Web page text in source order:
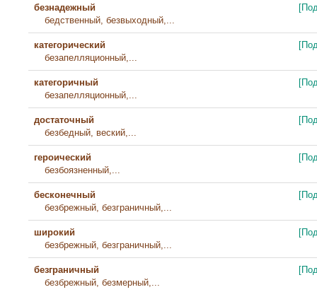
безнадежный
бедственный, безвыходный,...
категорический
безапелляционный,...
категоричный
безапелляционный,...
достаточный
безбедный, веский,...
героический
безбоязненный,...
бесконечный
безбрежный, безграничный,...
широкий
безбрежный, безграничный,...
безграничный
безбрежный, безмерный,...